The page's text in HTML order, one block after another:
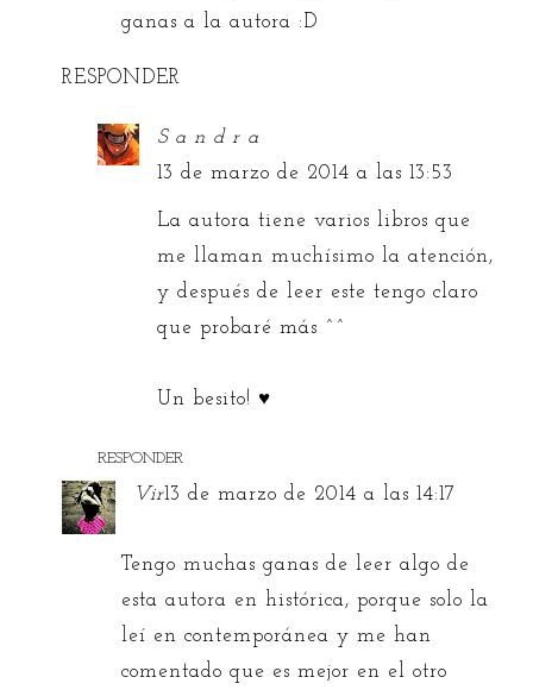
ganas a la autora :D
RESPONDER
S a n d r a
13 de marzo de 2014 a las 13:53
La autora tiene varios libros que
me llaman muchísimo la atención,
y después de leer este tengo claro
que probaré más ^^
Un besito! ♥
RESPONDER
Vir13 de marzo de 2014 a las 14:17
Tengo muchas ganas de leer algo de
esta autora en histórica, porque solo la
leí en contemporánea y me han
comentado que es mejor en el otro